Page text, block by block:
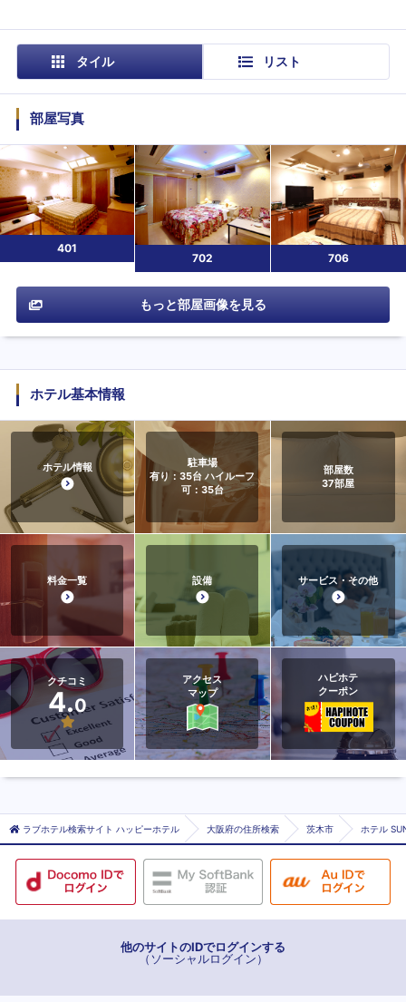
タイル リスト
部屋写真
401
702 706
もっと部屋画像を見る
ホテル基本情報
ホテル情報
駐車場
有り：35台 ハイルーフ
可：35台
部屋数
37部屋
料金一覧 設備 サービス・その他
クチコミ
4.0
アクセス
マップ
ハピホテ
クーポン
ラブホテル検索サイト ハッピーホテル 大阪府の住所検索 茨木市 ホテル
他のサイトのIDでログインする
（ソーシャルログイン）